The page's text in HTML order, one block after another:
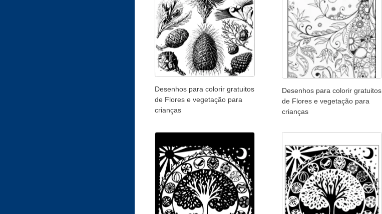
Desenhos para colorir gratuitos
de Flores e vegetação para
crianças
Desenhos para colorir gratuitos
de Flores e vegetação para
crianças